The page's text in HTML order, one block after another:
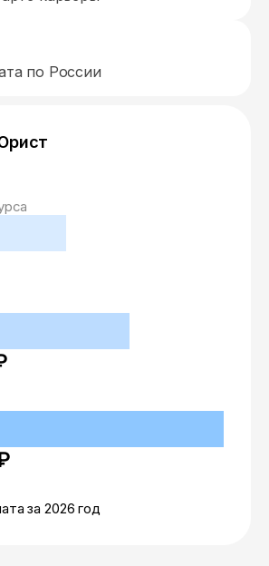
по России
за 2026 год